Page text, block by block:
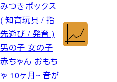
みつきボックス
( 知育玩具 / 指
先遊び / 発育 )
男の子 女の子
赤ちゃん おもち
ゃ 10ヶ月~ 音が